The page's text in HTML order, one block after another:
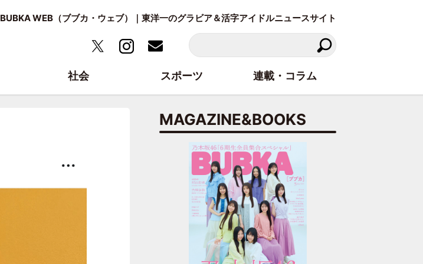
BUBKA WEB（ブブカ・ウェブ）｜東洋一のグラビア＆活字アイドルニュースサイト
MAGAZINE&BOOKS
社会 スポーツ 連載・コラム